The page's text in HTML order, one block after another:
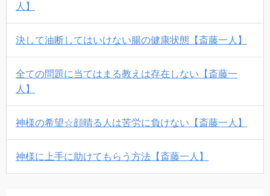
人】
決して油断してはいけない腸の健康状態【斎藤一人】
全ての問題に当てはまる教えは存在しない【斎藤一
人】
神様の希望☆顔晴る人は苦労に負けない【斎藤一人】
神様に上手に助けてもらう方法【斎藤一人】